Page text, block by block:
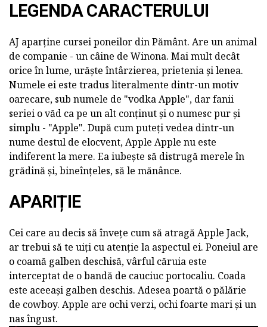
LEGENDA CARACTERULUI
AJ aparține cursei poneilor din Pământ. Are un animal
de companie - un câine de Winona. Mai mult decât
orice în lume, urăște întârzierea, prietenia și lenea.
Numele ei este tradus literalmente dintr-un motiv
oarecare, sub numele de "vodka Apple", dar fanii
seriei o văd ca pe un alt conținut și o numesc pur și
simplu - "Apple". După cum puteți vedea dintr-un
nume destul de elocvent, Apple Apple nu este
indiferent la mere. Ea iubește să distrugă merele în
grădină și, bineînțeles, să le mănânce.
APARIȚIE
Cei care au decis să învețe cum să atragă Apple Jack,
ar trebui să te uiți cu atenție la aspectul ei. Poneiul are
o coamă galben deschisă, vârful căruia este
interceptat de o bandă de cauciuc portocaliu. Coada
este aceeași galben deschis. Adesea poartă o pălărie
de cowboy. Apple are ochi verzi, ochi foarte mari și un
nas îngust.